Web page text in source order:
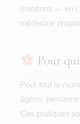
émotions — en
médecine
Pour
Pour tout le
âgées,
Ces pratiques